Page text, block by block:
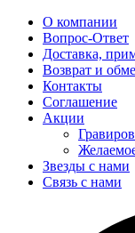
О компании
Вопрос-Ответ
Доставка,
Возврат и
Контакты
Соглашение
Акции
Звезды с нами
Связь с нами